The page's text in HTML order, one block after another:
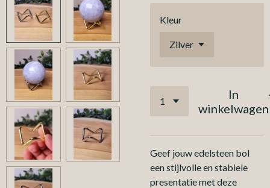
Kleur
In
winkelwagen
Geef jouw edelsteen bol
een stijlvolle en stabiele
presentatie met deze